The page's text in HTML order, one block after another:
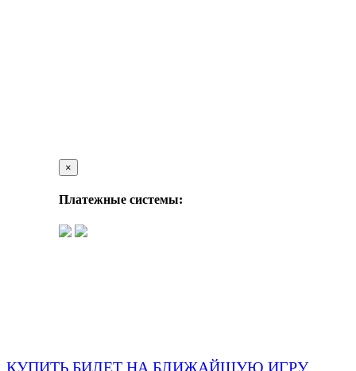
×
Платежные системы:
КУПИТЬ БИЛЕТ НА БЛИЖАЙШУЮ ИГРУ